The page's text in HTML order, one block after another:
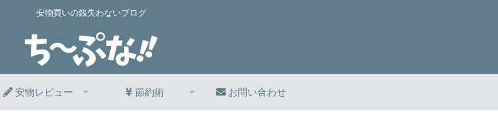
安物買いの銭失わないブログ
安物レビュー 節約術 お問い合わせ